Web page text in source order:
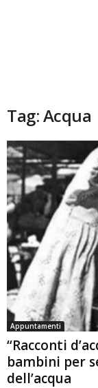
Tag: Acqua
Appuntamenti
“Racconti
bambini per
dell’acqua